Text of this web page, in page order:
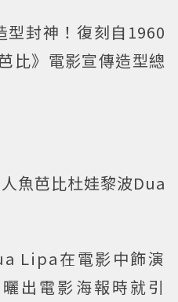
型封神！復刻自1960
比》電影宣傳造型總
魚芭比杜娃黎波Dua
Lipa在電影中飾演
出電影海報時就引